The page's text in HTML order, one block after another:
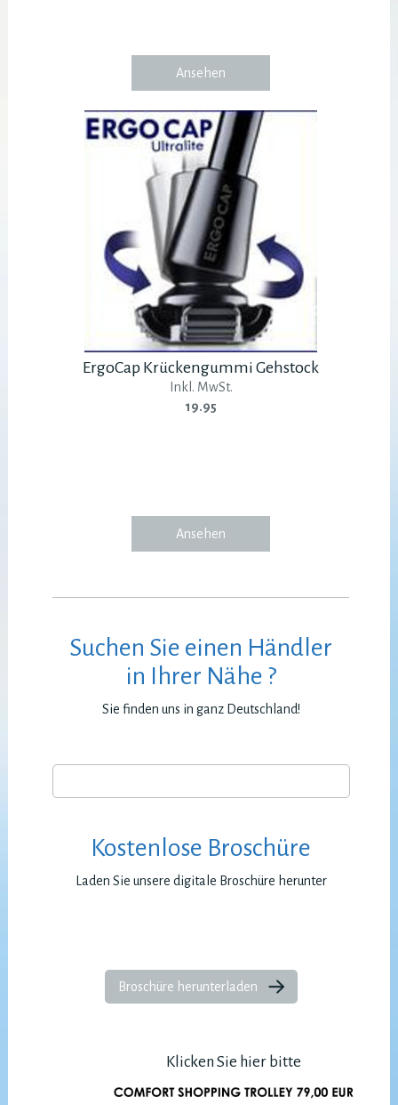
Ansehen
ErgoCap Krückengummi Gehstock
Inkl. MwSt.
19.95
Ansehen
Suchen Sie einen Händler
in Ihrer Nähe ?
Sie finden uns in ganz Deutschland!
Kostenlose Broschüre
Laden Sie unsere digitale Broschüre herunter
Broschüre herunterladen
Klicken Sie hier bitte